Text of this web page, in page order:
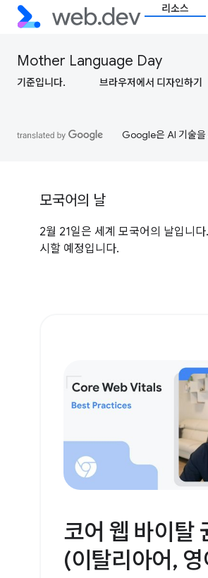
리소스
Mother Language Day
기준입니다. 브라우저에서 디자인하기
Google은 AI 기술을
모국어의 날
2월 21일은 세계 모국어의 날입니
시할 예정입니다.
코어 웹 바이탈
(이탈리아어,